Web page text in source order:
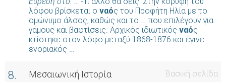
λόφου βρίσκεται ο ναός του Προφήτη Ηλία με το
ομώνυμο άλσος, καθώς και το … που επιλέγουν για
γάμους και βαφτίσεις. Αρχικός ιδιωτικός ναός
κτίστηκε στον λόφο μεταξύ 1868-1876 και έγινε
ενοριακός …
8. Μεσαιωνική Ιστορία
Βασική σελίδα